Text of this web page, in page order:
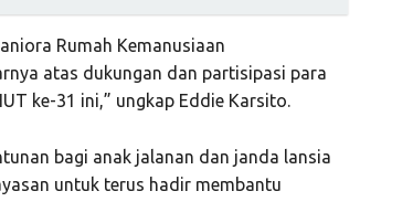
Rumah Kemanusiaan
atas dukungan dan partisipasi para
ke-31 ini,” ungkap Eddie Karsito.
bagi anak jalanan dan janda lansia
untuk terus hadir membantu